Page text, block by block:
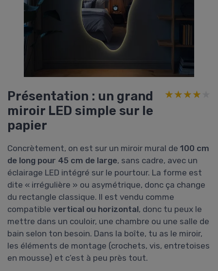
Présentation : un grand
miroir LED simple sur le
papier
★★★★★
★★★★★
Concrètement, on est sur un miroir mural de 100 cm
de long pour 45 cm de large, sans cadre, avec un
éclairage LED intégré sur le pourtour. La forme est
dite « irrégulière » ou asymétrique, donc ça change
du rectangle classique. Il est vendu comme
compatible vertical ou horizontal, donc tu peux le
mettre dans un couloir, une chambre ou une salle de
bain selon ton besoin. Dans la boîte, tu as le miroir,
les éléments de montage (crochets, vis, entretoises
en mousse) et c’est à peu près tout.